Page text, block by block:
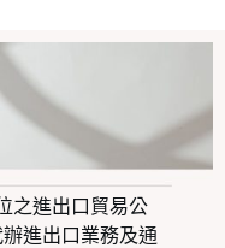
之進出口貿易公
進出口業務及通